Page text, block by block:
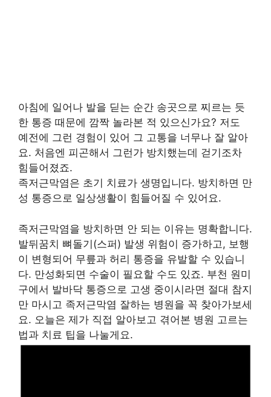
아침에 일어나 발을 딛는 순간 송곳으로 찌르는 듯
한 통증 때문에 깜짝 놀라본 적 있으신가요? 저도
예전에 그런 경험이 있어 그 고통을 너무나 잘 알아
요. 처음엔 피곤해서 그런가 방치했는데 걷기조차
힘들어졌죠.
족저근막염은 초기 치료가 생명입니다. 방치하면 만
성 통증으로 일상생활이 힘들어질 수 있어요.
족저근막염을 방치하면 안 되는 이유는 명확합니다.
발뒤꿈치 뼈돌기(스퍼) 발생 위험이 증가하고, 보행
이 변형되어 무릎과 허리 통증을 유발할 수 있습니
다. 만성화되면 수술이 필요할 수도 있죠. 부천 원미
구에서 발바닥 통증으로 고생 중이시라면 절대 참지
만 마시고 족저근막염 잘하는 병원을 꼭 찾아가보세
요. 오늘은 제가 직접 알아보고 겪어본 병원 고르는
법과 치료 팁을 나눌게요.